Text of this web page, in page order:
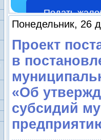
Подать
Понедельник, 26
Проект
в
«Об
субсидий